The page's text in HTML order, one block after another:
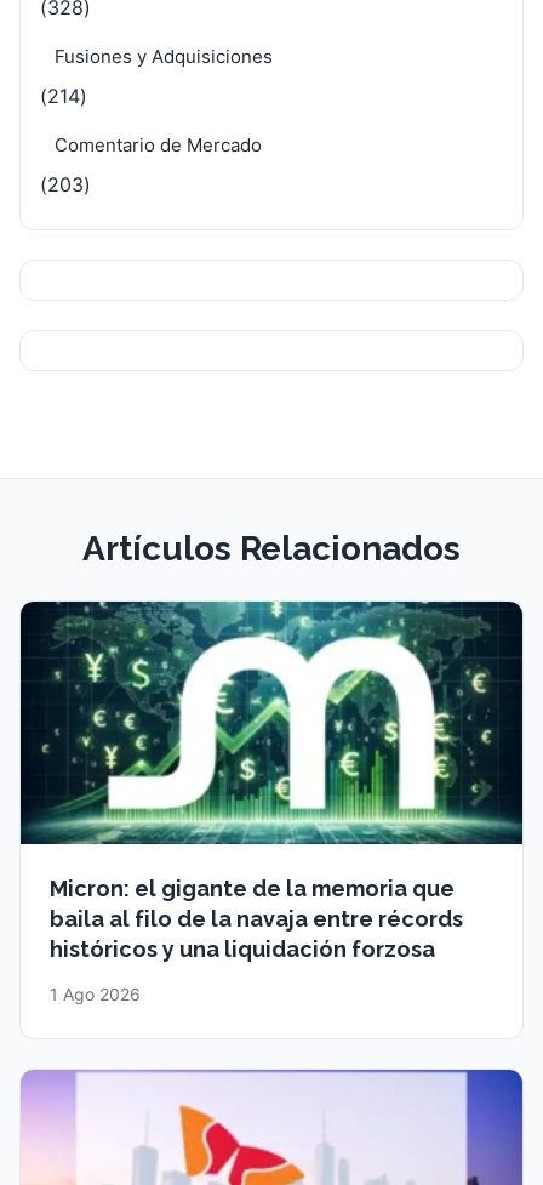
(328)
Fusiones y Adquisiciones
(214)
Comentario de Mercado
(203)
Artículos Relacionados
Micron: el gigante de la memoria que
baila al filo de la navaja entre récords
históricos y una liquidación forzosa
1 Ago 2026